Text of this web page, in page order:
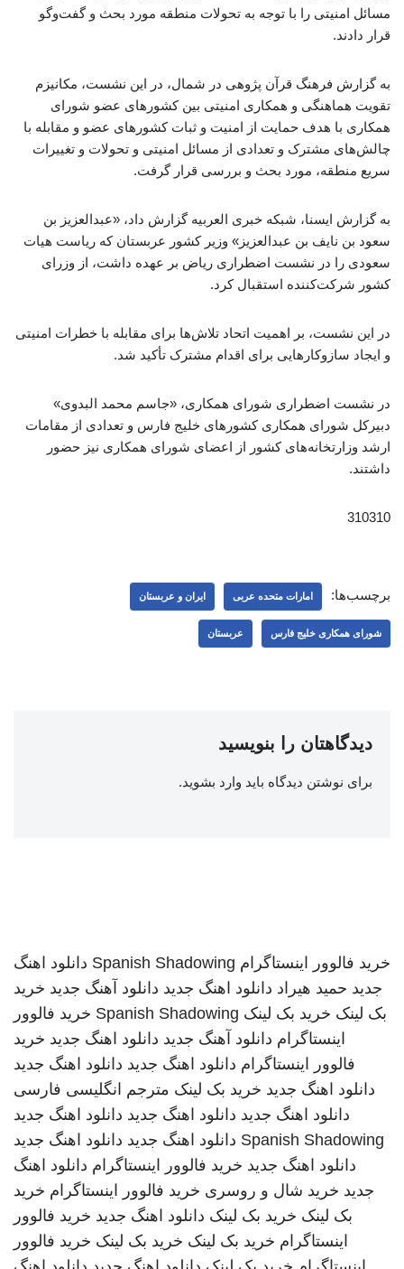
مسائل امنیتی را با توجه به تحولات منطقه مورد بحث و گفت‌وگو
قرار دادند.
به گزارش فرهنگ قرآن پژوهی در شمال، در این نشست، مکانیزم
تقویت هماهنگی و همکاری امنیتی بین کشورهای عضو شورای
همکاری با هدف حمایت از امنیت و ثبات کشورهای عضو و مقابله با
چالش‌های مشترک و تعدادی از مسائل امنیتی و تحولات و تغییرات
سریع منطقه، مورد بحث و بررسی قرار گرفت.
به گزارش ایسنا، شبکه خبری العربیه گزارش داد، «عبدالعزیز بن
سعود بن نایف بن عبدالعزیز» وزیر کشور عربستان که ریاست هیات
سعودی را در نشست اضطراری ریاض بر عهده داشت، از وزرای
کشور شرکت‌کننده استقبال کرد.
در این نشست، بر اهمیت اتحاد تلاش‌ها برای مقابله با خطرات امنیتی
و ایجاد سازوکارهایی برای اقدام مشترک تأکید شد.
در نشست اضطراری شورای همکاری، «جاسم محمد البدوی»
دبیرکل شورای همکاری کشورهای خلیج فارس و تعدادی از مقامات
ارشد وزارتخانه‌های کشور از اعضای شورای همکاری نیز حضور
داشتند.
310310
برچسب‌ها: امارات متحده عربی ایران و عربستان
شورای همکاری خلیج فارس عربستان
دیدگاهتان را بنویسید
برای نوشتن دیدگاه باید وارد بشوید.
خرید فالوور اینستاگرام Spanish Shadowing دانلود اهنگ
جدید حمید هیراد دانلود اهنگ جدید دانلود آهنگ جدید خرید
بک لینک خرید بک لینک Spanish Shadowing خرید فالوور
اینستاگرام دانلود آهنگ جدید دانلود اهنگ جدید خرید
فالوور اینستاگرام دانلود اهنگ جدید دانلود اهنگ جدید
دانلود اهنگ جدید خرید بک لینک مترجم انگلیسی فارسی
دانلود اهنگ جدید دانلود اهنگ جدید دانلود اهنگ جدید
Spanish Shadowing دانلود اهنگ جدید دانلود اهنگ جدید
دانلود اهنگ جدید خرید فالوور اینستاگرام دانلود اهنگ
جدید خرید شال و روسری خرید فالوور اینستاگرام خرید
بک لینک خرید بک لینک دانلود اهنگ جدید خرید فالوور
اینستاگرام خرید بک لینک خرید بک لینک خرید فالوور